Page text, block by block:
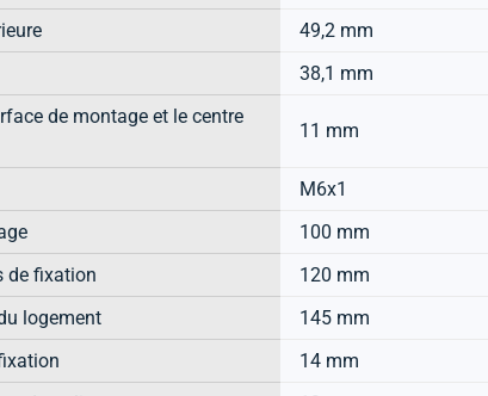
49,2 mm
38,1 mm
de montage et le centre
11 mm
M6x1
100 mm
de fixation
120 mm
logement
145 mm
14 mm